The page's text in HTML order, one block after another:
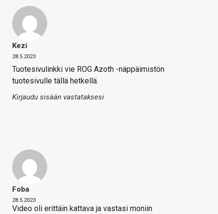
Kezi
28.5.2023
Tuotesivulinkki vie ROG Azoth -näppäimistön
tuotesivulle tällä hetkellä.
Kirjaudu sisään vastataksesi
Foba
28.5.2023
Video oli erittäin kattava ja vastasi moniin